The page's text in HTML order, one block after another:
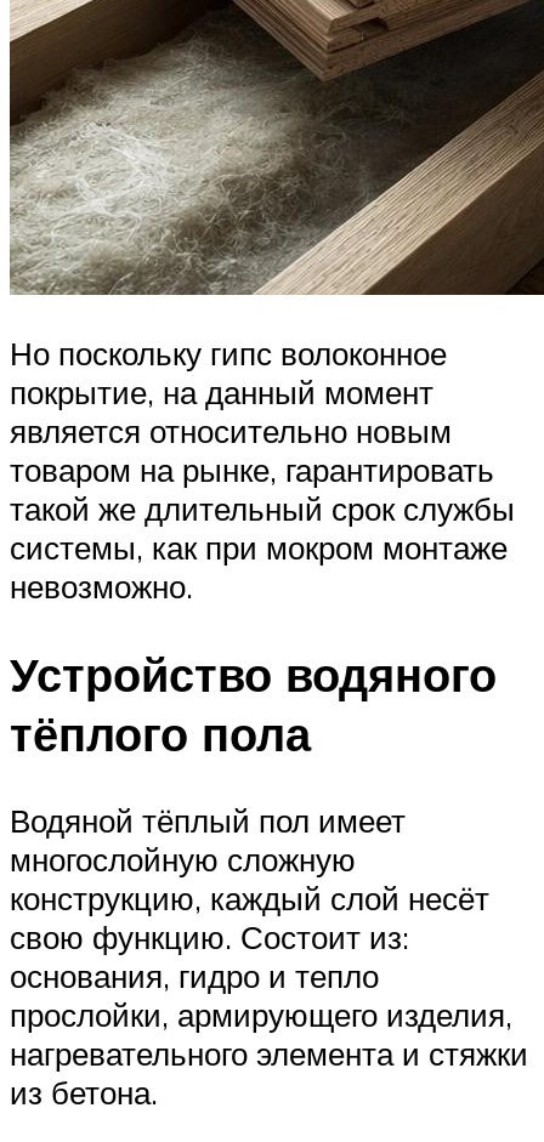
Но поскольку гипс волоконное
покрытие, на данный момент
является относительно новым
товаром на рынке, гарантировать
такой же длительный срок службы
системы, как при мокром монтаже
невозможно.
Устройство водяного
тёплого пола
Водяной тёплый пол имеет
многослойную сложную
конструкцию, каждый слой несёт
свою функцию. Состоит из:
основания, гидро и тепло
прослойки, армирующего изделия,
нагревательного элемента и стяжки
из бетона.